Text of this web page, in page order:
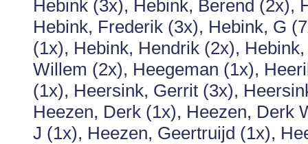
Hebink (3x), Hebink, Berend (2x),
Hebink, Frederik (3x), Hebink, G
(1x), Hebink, Hendrik (2x),
Willem (2x), Heegeman (1x),
(1x), Heersink, Gerrit (3x),
Heezen, Derk (1x), Heezen, Derk
J (1x), Heezen, Geertruijd (1x),